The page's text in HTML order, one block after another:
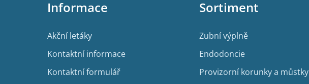
Informace
Akční letáky
Kontaktní informace
Kontaktní formulář
Sortiment
Zubní výplně
Endodoncie
Provizorní korunky a můstky